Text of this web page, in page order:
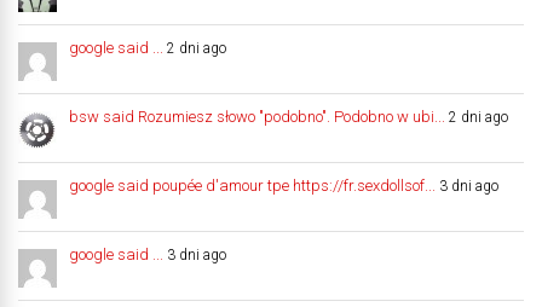
google said ... 2 dni ago
bsw said Rozumiesz słowo "podobno". Podobno w ubi... 2 dni ago
google said poupée d'amour tpe https://fr.sexdollsof... 3 dni ago
google said ... 3 dni ago